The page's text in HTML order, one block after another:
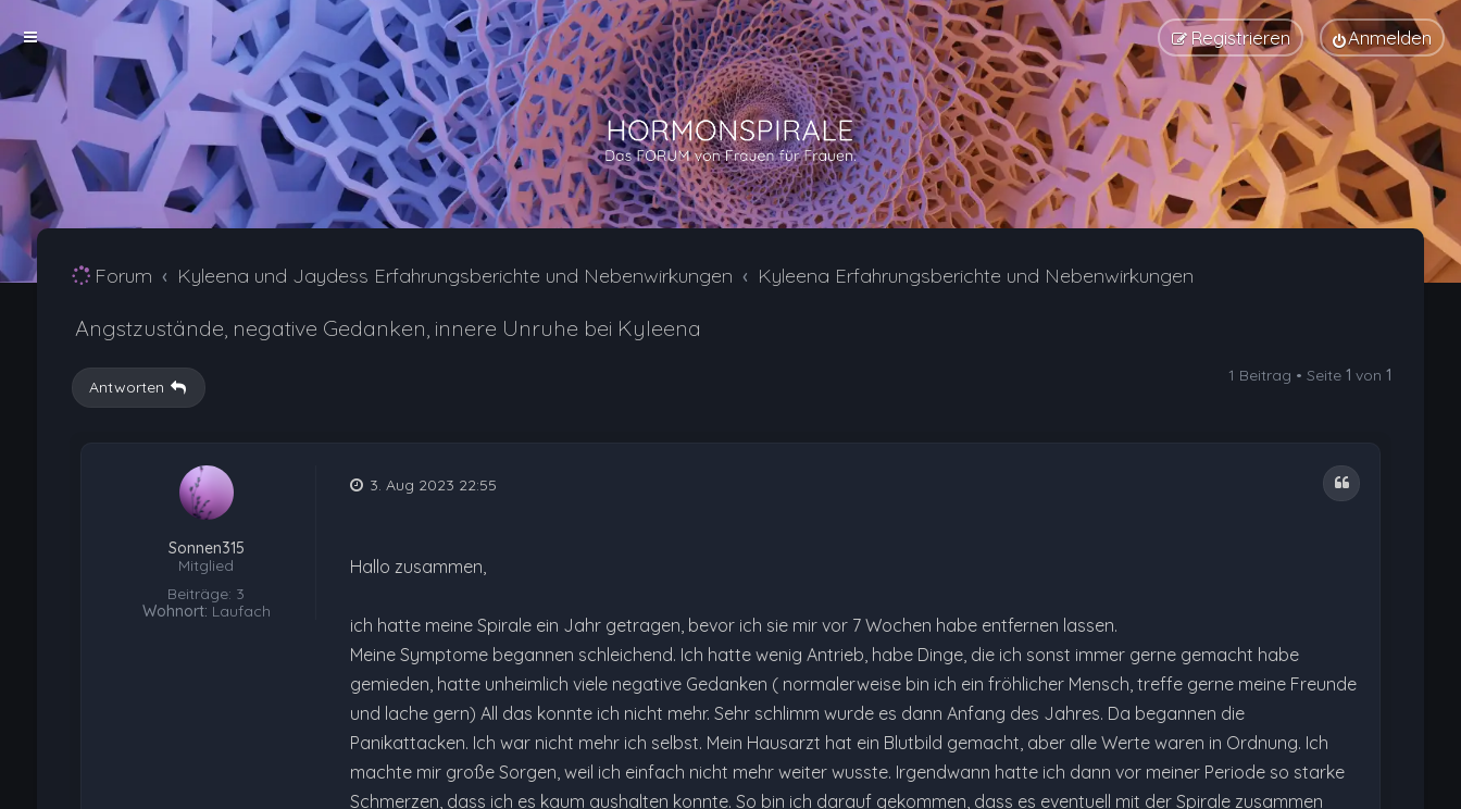
Anmelden
Registrieren
Forum Kyleena und Jaydess Erfahrungsberichte und Nebenwirkungen Kyleena Erfahrungsberichte und Nebenwirkungen
Angstzustände, negative Gedanken, innere Unruhe bei Kyleena
Antworten
1 Beitrag • Seite1 von1
Sonnen315
Mitglied
Beiträge: 3
Wohnort: Laufach
Zitat
3. Aug 2023 22:55
Hallo zusammen,
ich hatte meine Spirale ein Jahr getragen, bevor ich sie mir vor 7 Wochen habe entfernen lassen.
Meine Symptome begannen schleichend. Ich hatte wenig Antrieb, habe Dinge, die ich sonst immer gerne gemacht habe
gemieden, hatte unheimlich viele negative Gedanken ( normalerweise bin ich ein fröhlicher Mensch, treffe gerne meine Freunde
und lache gern) All das konnte ich nicht mehr. Sehr schlimm wurde es dann Anfang des Jahres. Da begannen die
Panikattacken. Ich war nicht mehr ich selbst. Mein Hausarzt hat ein Blutbild gemacht, aber alle Werte waren in Ordnung. Ich
machte mir große Sorgen, weil ich einfach nicht mehr weiter wusste. Irgendwann hatte ich dann vor meiner Periode so starke
Schmerzen, dass ich es kaum aushalten konnte. So bin ich darauf gekommen, dass es eventuell mit der Spirale zusammen